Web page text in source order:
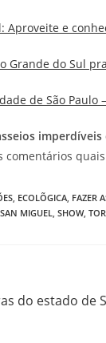
Aproveite e
Grande do Sul
de São Paulo
imperdíveis
comentários
ECOLÕGICA FAZER
SAN MIGUEL SHOW,
do estado de